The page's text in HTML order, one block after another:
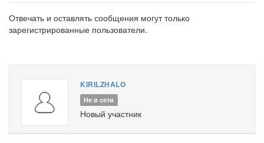
Отвечать и оставлять сообщения могут только
зарегистрированные пользователи.
KIRILZHALO
Не в сети
Новый участник